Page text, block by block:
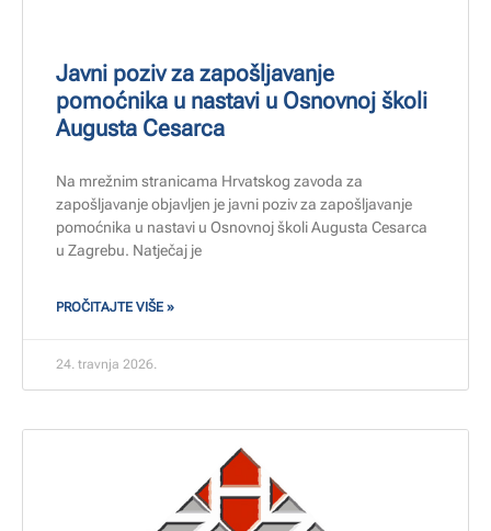
Javni poziv za zapošljavanje
pomoćnika u nastavi u Osnovnoj školi
Augusta Cesarca
Na mrežnim stranicama Hrvatskog zavoda za
zapošljavanje objavljen je javni poziv za zapošljavanje
pomoćnika u nastavi u Osnovnoj školi Augusta Cesarca
u Zagrebu. Natječaj je
PROČITAJTE VIŠE »
24. travnja 2026.